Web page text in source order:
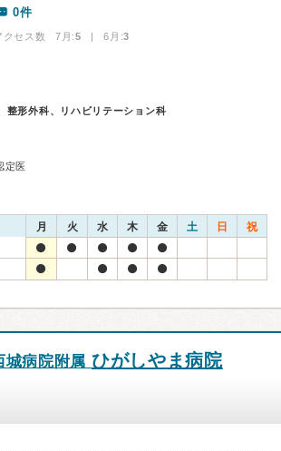
0件
クセス数 7月:5 | 6月:3
整形外科、リハビリテーション科
定医
月 火 水 木 金 土 日 祝
城病院附属 ひがしやま病院